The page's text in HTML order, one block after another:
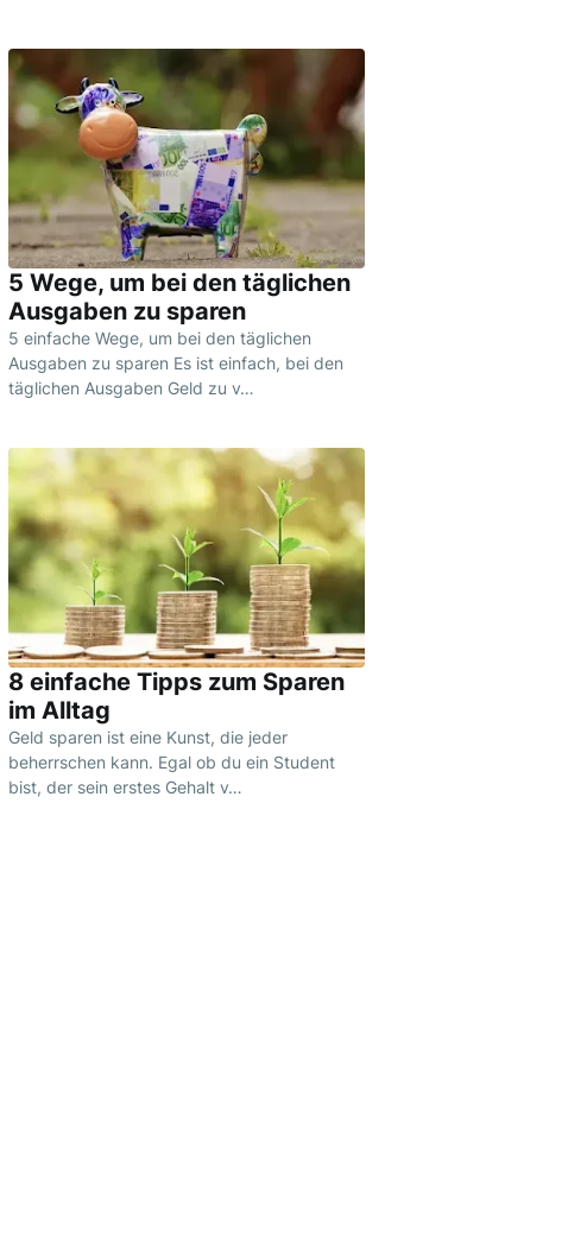
5 Wege, um bei den täglichen
Ausgaben zu sparen
5 einfache Wege, um bei den täglichen
Ausgaben zu sparen Es ist einfach, bei den
täglichen Ausgaben Geld zu v…
8 einfache Tipps zum Sparen
im Alltag
Geld sparen ist eine Kunst, die jeder
beherrschen kann. Egal ob du ein Student
bist, der sein erstes Gehalt v…